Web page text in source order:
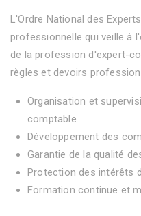
L'Ordre National des
professionnelle qui veille à
de la profession d'expert-
règles et devoirs
Organisation et
comptable
Développement des
Garantie de la qualité
Protection des intérêts
Formation continue et